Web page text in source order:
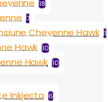
18
7
Cheyenne Hawk 1
Hawk 10
Hawk 10
Inkjecta 6